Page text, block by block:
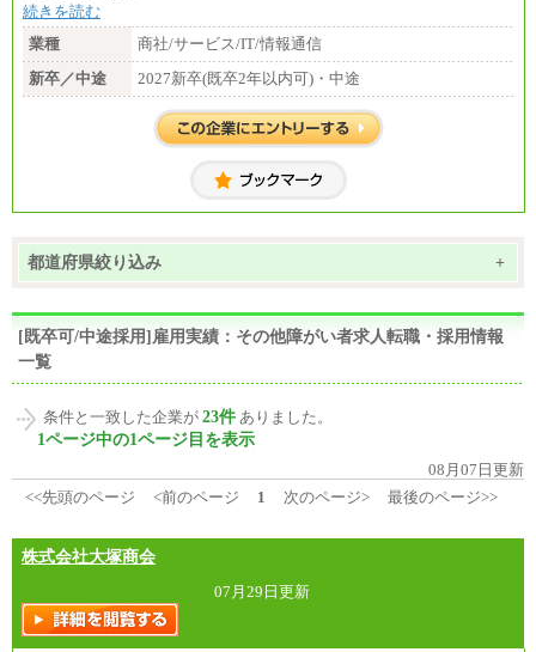
続きを読む
業種
商社/サービス/IT/情報通信
新卒／中途
2027新卒(既卒2年以内可)・中途
都道府県絞り込み +
[既卒可/中途採用]雇用実績：その他障がい者求人転職・採用情報
一覧
条件と一致した企業が 23件 ありました。
1ページ中の1ページ目を表示
08月07日更新
<<先頭のページ
<前のページ 1 次のページ> 最後のページ>>
株式会社大塚商会
07月29日更新